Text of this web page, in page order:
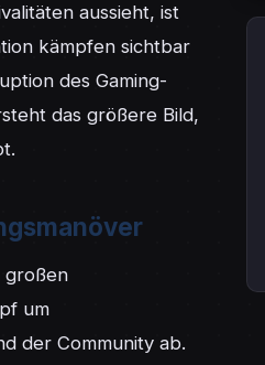
aussieht, ist
kämpfen sichtbar
des Gaming-
das größere Bild,
großen
um
der Community ab.